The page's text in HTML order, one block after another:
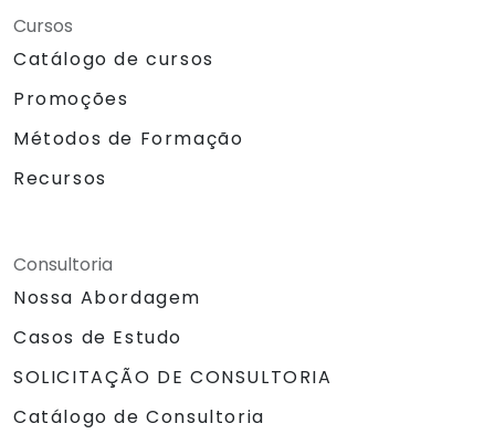
Cursos
Catálogo de cursos
Promoções
Métodos de Formação
Recursos
Consultoria
Nossa Abordagem
Casos de Estudo
SOLICITAÇÃO DE CONSULTORIA
Catálogo de Consultoria